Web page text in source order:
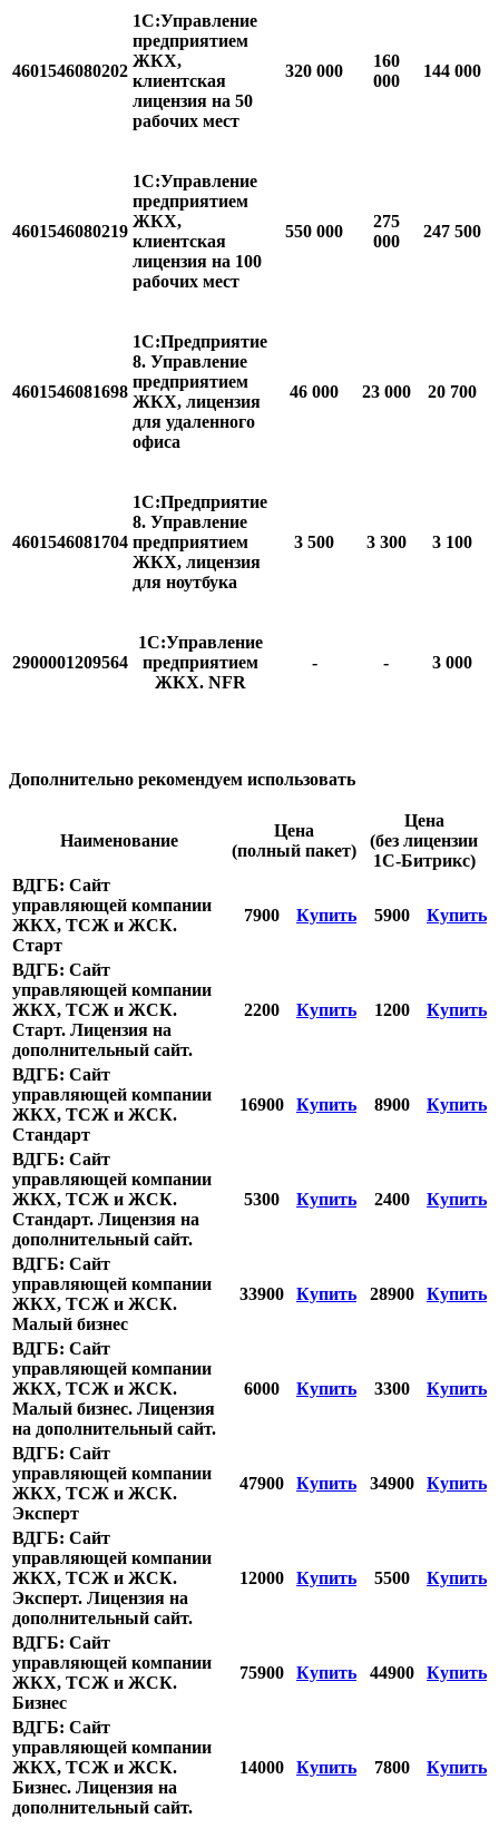
4601546080202
1С:Управление
предприятием
ЖКХ,
клиентская
лицензия на 50
рабочих мест
320 000
160
000
144 000
4601546080219
1С:Управление
предприятием
ЖКХ,
клиентская
лицензия на 100
рабочих мест
550 000
275
000
247 500
4601546081698
1С:Предприятие
8. Управление
предприятием
ЖКХ, лицензия
для удаленного
офиса
46 000 23 000 20 700
4601546081704
1С:Предприятие
8. Управление
предприятием
ЖКХ, лицензия
для ноутбука
3 500 3 300 3 100
2900001209564
1С:Управление
предприятием
ЖКХ. NFR
- - 3 000
Дополнительно рекомендуем использовать
Наименование
Цена
(полный пакет)
Цена
(без лицензии
1С-Битрикс)
ВДГБ: Сайт
управляющей компании
ЖКХ, ТСЖ и ЖСК.
Старт
7900 Купить 5900 Купить
ВДГБ: Сайт
управляющей компании
ЖКХ, ТСЖ и ЖСК.
Старт. Лицензия на
дополнительный сайт.
2200 Купить 1200 Купить
ВДГБ: Сайт
управляющей компании
ЖКХ, ТСЖ и ЖСК.
Стандарт
16900 Купить 8900 Купить
ВДГБ: Сайт
управляющей компании
ЖКХ, ТСЖ и ЖСК.
Стандарт. Лицензия на
дополнительный сайт.
5300 Купить 2400 Купить
ВДГБ: Сайт
управляющей компании
ЖКХ, ТСЖ и ЖСК.
Малый бизнес
33900 Купить 28900 Купить
ВДГБ: Сайт
управляющей компании
ЖКХ, ТСЖ и ЖСК.
Малый бизнес. Лицензия
на дополнительный сайт.
6000 Купить 3300 Купить
ВДГБ: Сайт
управляющей компании
ЖКХ, ТСЖ и ЖСК.
Эксперт
47900 Купить 34900 Купить
ВДГБ: Сайт
управляющей компании
ЖКХ, ТСЖ и ЖСК.
Эксперт. Лицензия на
дополнительный сайт.
12000 Купить 5500 Купить
ВДГБ: Сайт
управляющей компании
ЖКХ, ТСЖ и ЖСК.
Бизнес
75900 Купить 44900 Купить
ВДГБ: Сайт
управляющей компании
ЖКХ, ТСЖ и ЖСК.
Бизнес. Лицензия на
дополнительный сайт.
14000 Купить 7800 Купить